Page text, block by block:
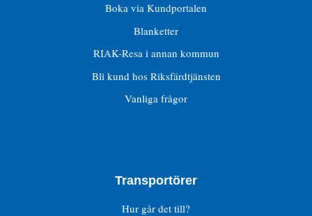
Boka via Kundportalen
Blanketter
RIAK-Resa i annan kommun
Bli kund hos Riksfärdtjänsten
Vanliga frågor
Transportörer
Hur går det till?